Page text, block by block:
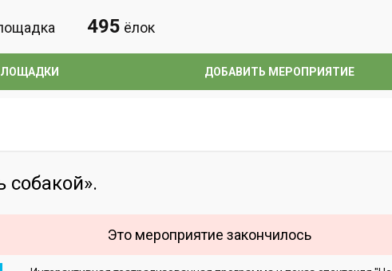
495 ёлок
ДОБАВИТЬ МЕРОПРИЯТИЕ
собакой».
Это мероприятие закончилось